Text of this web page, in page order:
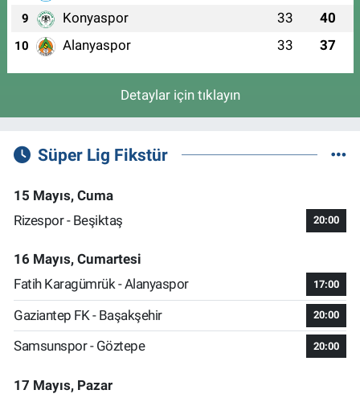
9 Konyaspor 33 40
10 Alanyaspor 33 37
Detaylar için tıklayın
Süper Lig Fikstür
15 Mayıs, Cuma
Rizespor - Beşiktaş
20:00
16 Mayıs, Cumartesi
Fatih Karagümrük - Alanyaspor
17:00
Gaziantep FK - Başakşehir 20:00
Samsunspor - Göztepe 20:00
17 Mayıs, Pazar